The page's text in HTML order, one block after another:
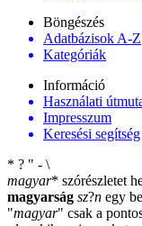
Böngészés
Adatbázisok A-Z
Kategóriák
Információ
Használati
Impresszum
Keresési segítség
* ? " - \
magyar* szórészletet
magyarság sz?n egy
"magyar" csak a